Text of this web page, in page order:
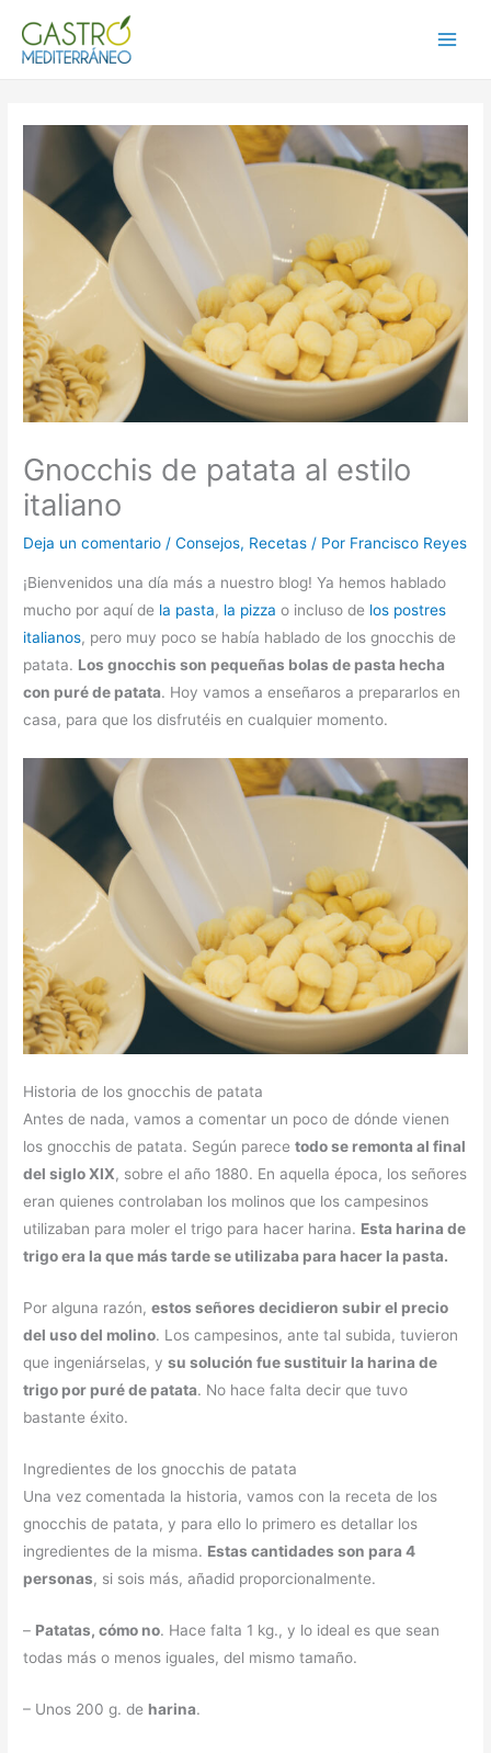
contenido
Gnocchis de patata al estilo
italiano
Deja un comentario /Consejos, Recetas / Por Francisco Reyes
¡Bienvenidos una día más a nuestro blog! Ya hemos hablado
mucho por aquí de la pasta, la pizza o incluso de los postres
italianos, pero muy poco se había hablado de los gnocchis de
patata. Los gnocchis son pequeñas bolas de pasta hecha
con puré de patata. Hoy vamos a enseñaros a prepararlos en
casa, para que los disfrutéis en cualquier momento.
Historia de los gnocchis de patata
Antes de nada, vamos a comentar un poco de dónde vienen
los gnocchis de patata. Según parecetodo se remonta al final
del siglo XIX, sobre el año 1880. En aquella época, los señores
eran quienes controlaban los molinos que los campesinos
utilizaban para moler el trigo para hacer harina. Esta harina de
trigo era la que más tarde se utilizaba para hacer la pasta.
Por alguna razón,estos señores decidieron subir el precio
del uso del molino. Los campesinos, ante tal subida, tuvieron
que ingeniárselas, ysu solución fue sustituir la harina de
trigo por puré de patata. No hace falta decir que tuvo
bastante éxito.
Ingredientes de los gnocchis de patata
Una vez comentada la historia, vamos con la receta de los
gnocchis de patata, y para ello lo primero es detallar los
ingredientes de la misma. Estas cantidades son para 4
personas, si sois más, añadid proporcionalmente.
– Patatas, cómo no. Hace falta 1 kg., y lo ideal es que sean
todas más o menos iguales, del mismo tamaño.
– Unos 200 g. de harina.